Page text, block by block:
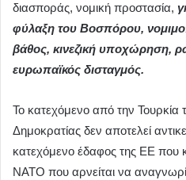
διασποράς, νομική προστασία,
φύλαξη του Βοσπόρου,
βάθος, κινεζική υποχώρηση,
ευρωπαϊκός δισταγμός.
Το κατεχόμενο από την Τουρκία
Δημοκρατίας δεν αποτελεί
κατεχόμενο έδαφος της ΕΕ που
ΝΑΤΟ που αρνείται να